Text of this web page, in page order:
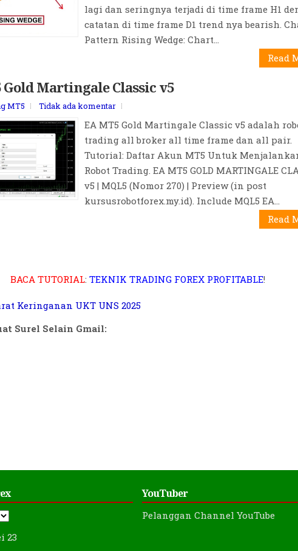
catatan di time frame D1 trend nya bearish.
Pattern Rising Wedge: Chart...
Read
Gold Martingale Classic v5
Tidak ada komentar
trading all broker all time frame dan all pair.
Tutorial: Daftar Akun MT5 Untuk Menjalankan
Robot Trading. EA MT5 GOLD MARTINGALE
v5 | MQL5 (Nomor 270) | Preview (in post
kursusrobotforex.my.id). Include MQL5 EA...
Read
23
YouTuber
Pelanggan Channel YouTube